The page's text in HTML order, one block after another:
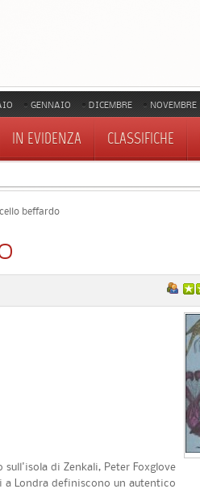
GENNAIO DICEMBRE NOVEMBRE
IN EVIDENZA CLASSIFICHE
beffardo
di Zenkali, Peter Foxglove
Londra definiscono un autentico